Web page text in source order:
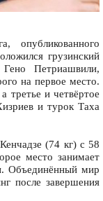
опубликованного
грузинский
Петриашвили,
на первое место.
третье и четвёртое
и турок Таха
(74 кг) с 58
место занимает
Объединённый мир
после завершения